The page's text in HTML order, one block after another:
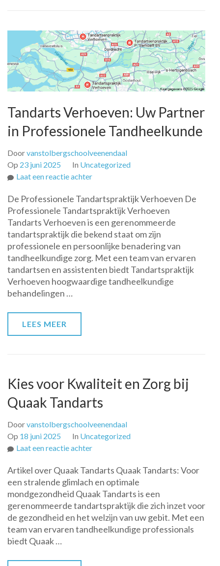
Tandarts Verhoeven: Uw Partner
in Professionele Tandheelkunde
Doorvanstolbergschoolveenendaal
Op 23 juni 2025 In Uncategorized
Laat een reactie achterop
Verhoeven:
Uw
Partner
in
Professionele
Tandheelkunde
De Professionele Tandartspraktijk Verhoeven De
Professionele Tandartspraktijk Verhoeven
Tandarts Verhoeven is een gerenommeerde
tandartspraktijk die bekend staat om zijn
professionele en persoonlijke benadering van
tandheelkundige zorg. Met een team van ervaren
tandartsen en assistenten biedt Tandartspraktijk
Verhoeven hoogwaardige tandheelkundige
behandelingen …
LEES MEER
Kies voor Kwaliteit en Zorg bij
Quaak Tandarts
Doorvanstolbergschoolveenendaal
Op 18 juni 2025 In Uncategorized
Laat een reactie achterop
voor
Kwaliteit
en
Zorg
bij
Quaak
Artikel over Quaak Tandarts Quaak Tandarts: Voor
een stralende glimlach en optimale
mondgezondheid Quaak Tandarts is een
gerenommeerde tandartspraktijk die zich inzet voor
de gezondheid en het welzijn van uw gebit. Met een
team van ervaren tandheelkundige professionals
biedt Quaak …